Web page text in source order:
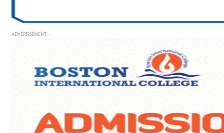
- ADVERTISEMENT -